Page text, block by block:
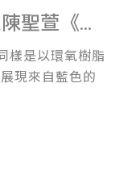
謎樣的藍色 - 濱村裕二X陳聖萱《雙人展》
樣是以環氧樹脂
現來自藍色的